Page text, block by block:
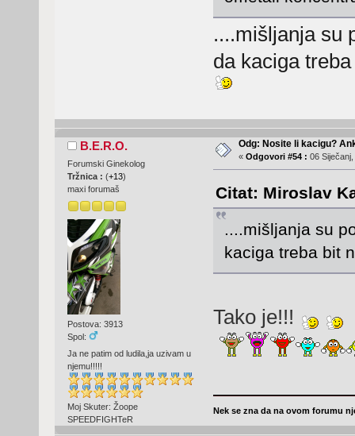
....mišljanja su
da kaciga
B.E.R.O.
Forumski Ginekolog
Tržnica : (+13)
maxi forumaš
Postova: 3913
Spol:
Ja ne patim od ludila,ja uzivam u
njemu!!!!!
Moj Skuter: Žoope
SPEEDFIGHTeR
Odg: Nosite li kacigu?
« Odgovori #54 : 06
Citat: Miroslav
....mišljanja su
kaciga treba bit
Tako je!!!
Nek se zna da na ovom forumu